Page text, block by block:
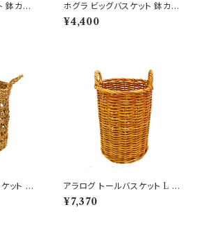
鉢カバ
ホグラ ビッグバスケット 鉢カバ
ー 丸 L 10号鉢対応
¥4,400
ット L
アラログ トールバスケット L 筒
型 アンティーク調 籐籠
¥7,370